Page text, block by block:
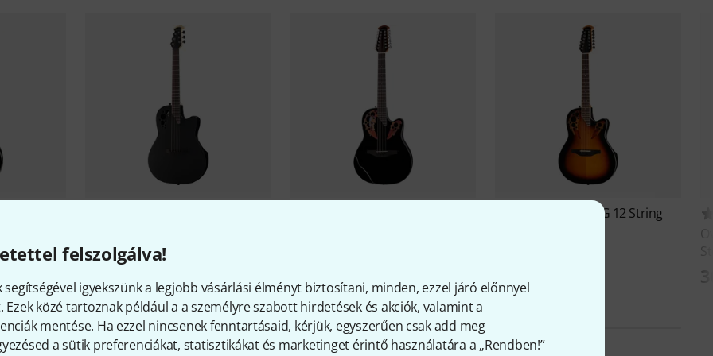
felszolgálva!
segítségével igyekszünk a legjobb vásárlási élményt biztosítani, minden, ezzel járó előnnyel
Ezek közé tartoznak például a a személyre szabott hirdetések és akciók, valamint a
mentése. Ha ezzel nincsenek fenntartásaid, kérjük, egyszerűen csak add meg
a sütik preferenciákat, statisztikákat és marketinget érintő használatára a „Rendben!”
5-G
335 583 Ft 215 400 Ft
2758-NEB-G 12 String